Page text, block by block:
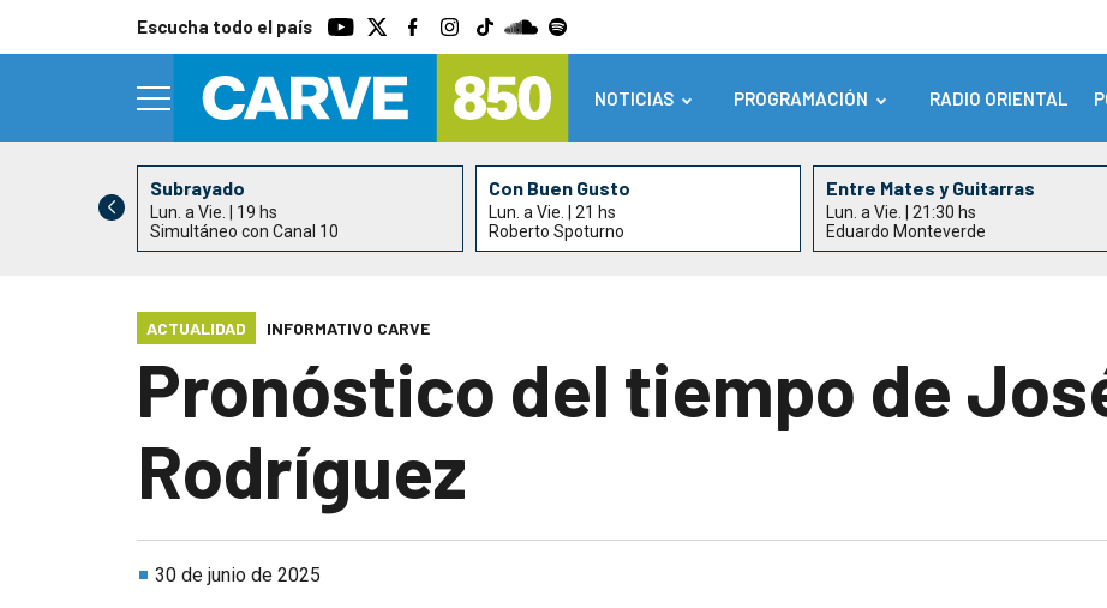
Escucha todo el país
NOTICIAS PROGRAMACIÓN RADIO ORIENTAL
Subrayado
Lun. a Vie. | 19 hs
Simultáneo con Canal 10
Con Buen Gusto
Lun. a Vie. | 21 hs
Roberto Spoturno
Entre Mates y Guitarras
Lun. a Vie. | 21:30 hs
Eduardo Monteverde
ACTUALIDAD INFORMATIVO CARVE
Pronóstico del tiempo de
Rodríguez
30 de junio de 2025